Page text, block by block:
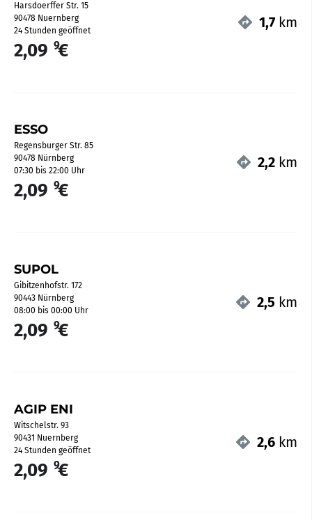
Harsdoerffer Str. 15
90478 Nuernberg
24 Stunden geöffnet
2,09 9€
1,7 km
ESSO
Regensburger Str. 85
90478 Nürnberg
07:30 bis 22:00 Uhr
2,09 9€
2,2 km
SUPOL
Gibitzenhofstr. 172
90443 Nürnberg
08:00 bis 00:00 Uhr
2,09 9€
2,5 km
AGIP ENI
Witschelstr. 93
90431 Nuernberg
24 Stunden geöffnet
2,09 9€
2,6 km